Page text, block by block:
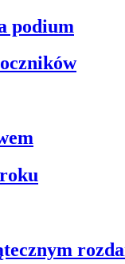
podium